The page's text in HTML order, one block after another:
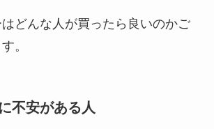
どんな人が買ったら良いのかご
。
不安がある人